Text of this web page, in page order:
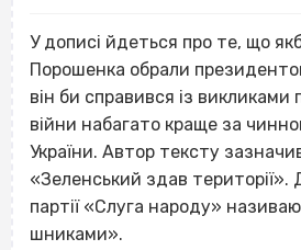
У дописі йдеться про те, що
Порошенка обрали
він би справився із
війни набагато краще за
України. Автор тексту
«Зеленський здав території».
партії «Слуга народу»
шниками».